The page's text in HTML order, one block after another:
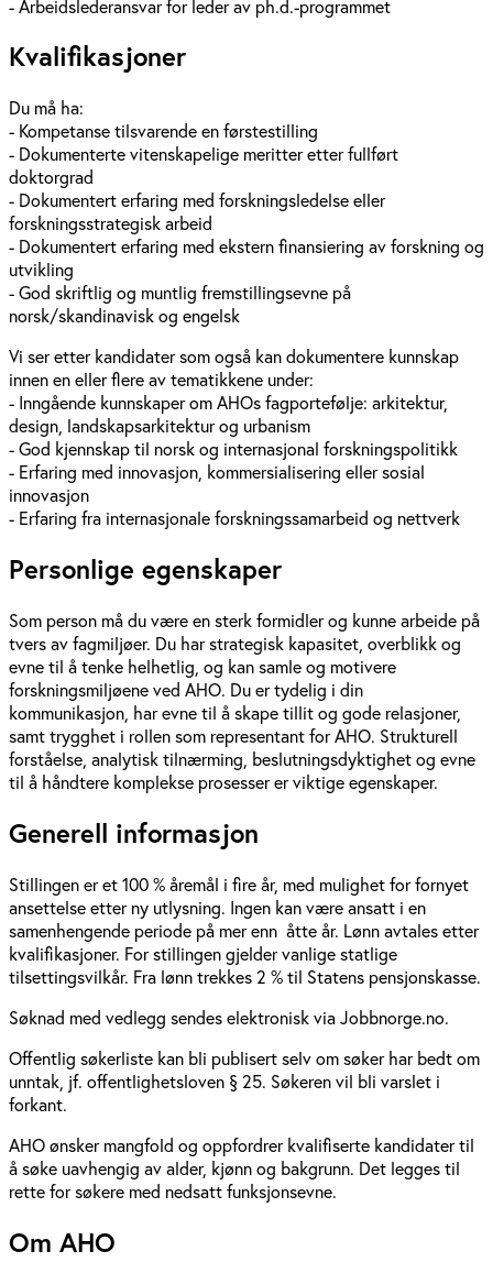
- Arbeidslederansvar for leder av ph.d.-programmet
Kvalifikasjoner
Du må ha:
- Kompetanse tilsvarende en førstestilling
- Dokumenterte vitenskapelige meritter etter fullført
doktorgrad
- Dokumentert erfaring med forskningsledelse eller
forskningsstrategisk arbeid
- Dokumentert erfaring med ekstern finansiering av forskning og
utvikling
- God skriftlig og muntlig fremstillingsevne på
norsk/skandinavisk og engelsk
Vi ser etter kandidater som også kan dokumentere kunnskap
innen en eller flere av tematikkene under:
- Inngående kunnskaper om AHOs fagportefølje: arkitektur,
design, landskapsarkitektur og urbanism
- God kjennskap til norsk og internasjonal forskningspolitikk
- Erfaring med innovasjon, kommersialisering eller sosial
innovasjon
- Erfaring fra internasjonale forskningssamarbeid og nettverk
Personlige egenskaper
Som person må du være en sterk formidler og kunne arbeide på
tvers av fagmiljøer. Du har strategisk kapasitet, overblikk og
evne til å tenke helhetlig, og kan samle og motivere
forskningsmiljøene ved AHO. Du er tydelig i din
kommunikasjon, har evne til å skape tillit og gode relasjoner,
samt trygghet i rollen som representant for AHO. Strukturell
forståelse, analytisk tilnærming, beslutningsdyktighet og evne
til å håndtere komplekse prosesser er viktige egenskaper.
Generell informasjon
Stillingen er et 100 % åremål i fire år, med mulighet for fornyet
ansettelse etter ny utlysning. Ingen kan være ansatt i en
samenhengende periode på mer enn åtte år. Lønn avtales etter
kvalifikasjoner. For stillingen gjelder vanlige statlige
tilsettingsvilkår. Fra lønn trekkes 2 % til Statens pensjonskasse.
Søknad med vedlegg sendes elektronisk via Jobbnorge.no.
Offentlig søkerliste kan bli publisert selv om søker har bedt om
unntak, jf. offentlighetsloven § 25. Søkeren vil bli varslet i
forkant.
AHO ønsker mangfold og oppfordrer kvalifiserte kandidater til
å søke uavhengig av alder, kjønn og bakgrunn. Det legges til
rette for søkere med nedsatt funksjonsevne.
Om AHO